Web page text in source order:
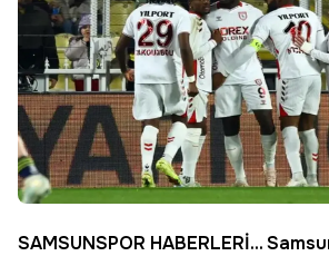
SAMSUNSPOR HABERLERİ...